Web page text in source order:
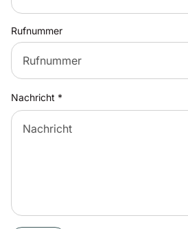
Rufnummer
Nachricht *